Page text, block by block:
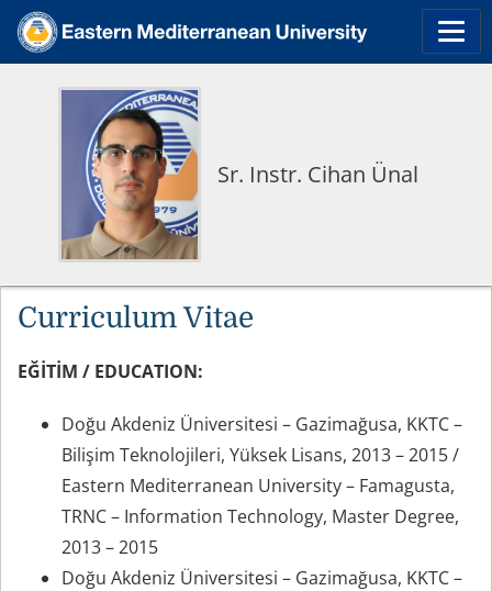
Sr. Instr. Cihan Ünal
Curriculum Vitae
EĞİTİM / EDUCATION:
Doğu Akdeniz Üniversitesi – Gazimağusa, KKTC –
Bilişim Teknolojileri, Yüksek Lisans, 2013 – 2015 /
Eastern Mediterranean University – Famagusta,
TRNC – Information Technology, Master Degree,
2013 – 2015
Doğu Akdeniz Üniversitesi – Gazimağusa, KKTC –